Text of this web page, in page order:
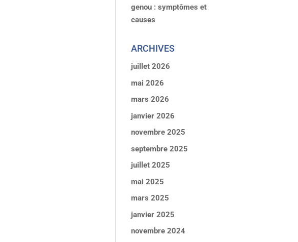
genou : symptômes et
causes
ARCHIVES
juillet 2026
mai 2026
mars 2026
janvier 2026
novembre 2025
septembre 2025
juillet 2025
mai 2025
mars 2025
janvier 2025
novembre 2024